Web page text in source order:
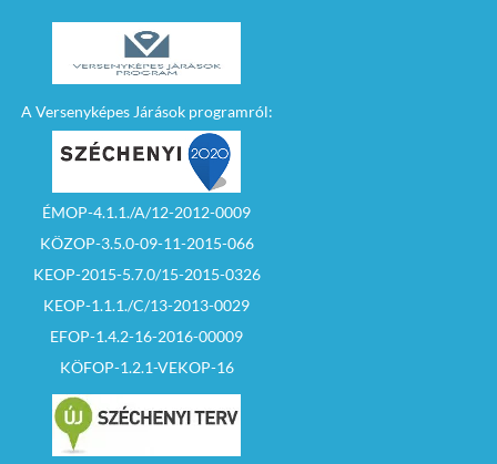
A Versenyképes Járások programról:
ÉMOP-4.1.1./A/12-2012-0009
KÖZOP-3.5.0-09-11-2015-066
KEOP-2015-5.7.0/15-2015-0326
KEOP-1.1.1./C/13-2013-0029
EFOP-1.4.2-16-2016-00009
KÖFOP-1.2.1-VEKOP-16